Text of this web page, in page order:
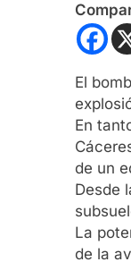
El
En
de un
Desde
La
de la